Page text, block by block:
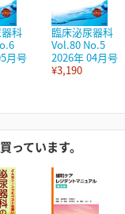
器科
月号
臨床泌尿器科
Vol.80 No.5
2026年 04月号
¥3,190
っています。